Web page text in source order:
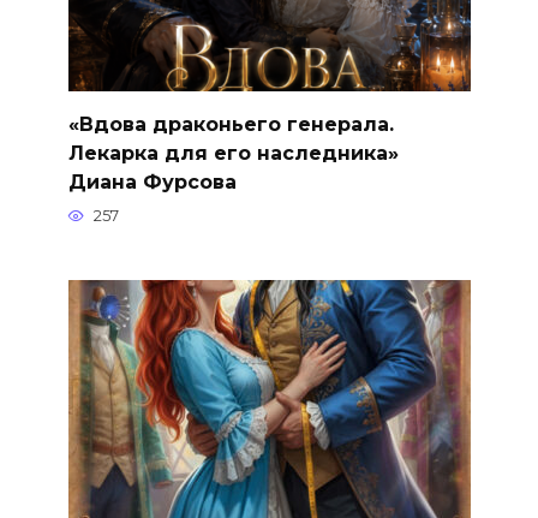
«Вдова драконьего генерала.
Лекарка для его наследника»
Диана Фурсова
257